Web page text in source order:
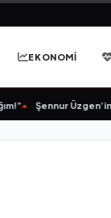
EKONOMI
Şennur Üzgen’in